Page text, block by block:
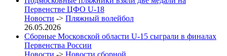
Первенстве ЦФО U-18
Новости -> Пляжный волейбол
26.05.2026
Сборные Московской области U-15 сыграли в финалах
Первенства России